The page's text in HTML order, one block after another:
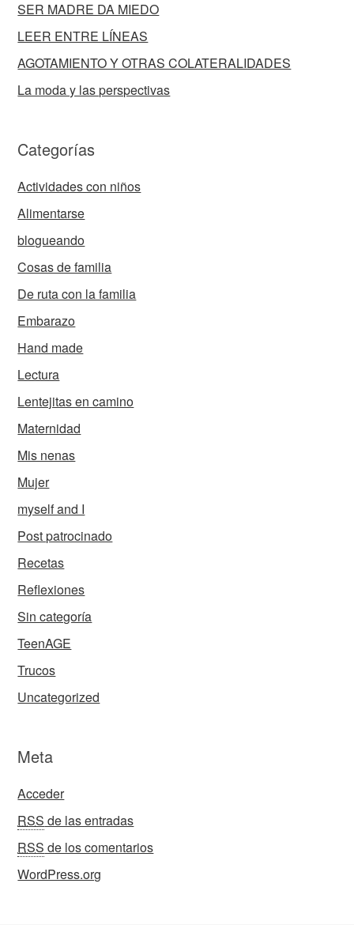
SER MADRE DA MIEDO
LEER ENTRE LÍNEAS
AGOTAMIENTO Y OTRAS COLATERALIDADES
La moda y las perspectivas
Categorías
Actividades con niños
Alimentarse
blogueando
Cosas de familia
De ruta con la familia
Embarazo
Hand made
Lectura
Lentejitas en camino
Maternidad
Mis nenas
Mujer
myself and I
Post patrocinado
Recetas
Reflexiones
Sin categoría
TeenAGE
Trucos
Uncategorized
Meta
Acceder
RSS de las entradas
RSS de los comentarios
WordPress.org